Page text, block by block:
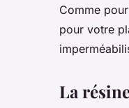
Comme
pour votre
La